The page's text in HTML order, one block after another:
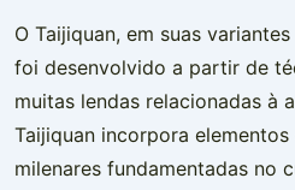
vital
O Taijiquan, em suas
foi desenvolvido a partir de
muitas lendas relacionadas à
Taijiquan incorpora
milenares fundamentadas no